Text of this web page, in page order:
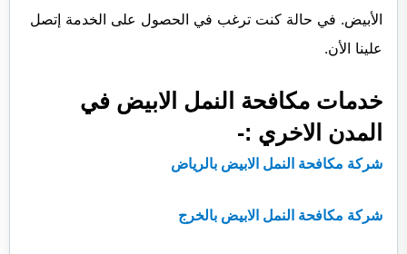
الأبيض. في حالة كنت ترغب في الحصول على الخدمة إتصل
علينا الأن.
خدمات مكافحة النمل الابيض في
المدن الاخري :-
شركة مكافحة النمل الابيض بالرياض
شركة مكافحة النمل الابيض بالخرج